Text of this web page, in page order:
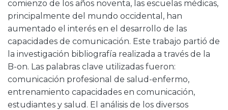
comienzo de los años noventa, las escuelas médicas,
principalmente del mundo occidental, han
aumentado el interés en el desarrollo de las
capacidades de comunicación. Este trabajo partió de
la investigación bibliografía realizada a través de la
B-on. Las palabras clave utilizadas fueron:
comunicación profesional de salud-enfermo,
entrenamiento capacidades en comunicación,
estudiantes y salud. El análisis de los diversos